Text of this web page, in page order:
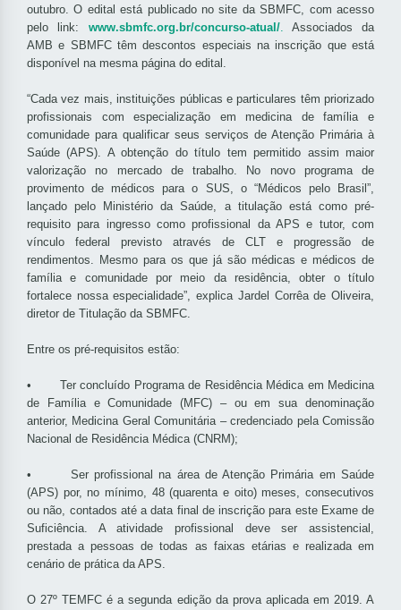
outubro. O edital está publicado no site da SBMFC, com acesso
pelo link: www.sbmfc.org.br/concurso-atual/. Associados da
AMB e SBMFC têm descontos especiais na inscrição que está
disponível na mesma página do edital.
“Cada vez mais, instituições públicas e particulares têm priorizado
profissionais com especialização em medicina de família e
comunidade para qualificar seus serviços de Atenção Primária à
Saúde (APS). A obtenção do título tem permitido assim maior
valorização no mercado de trabalho. No novo programa de
provimento de médicos para o SUS, o “Médicos pelo Brasil”,
lançado pelo Ministério da Saúde, a titulação está como pré-
requisito para ingresso como profissional da APS e tutor, com
vínculo federal previsto através de CLT e progressão de
rendimentos. Mesmo para os que já são médicas e médicos de
família e comunidade por meio da residência, obter o título
fortalece nossa especialidade”, explica Jardel Corrêa de Oliveira,
diretor de Titulação da SBMFC.
Entre os pré-requisitos estão:
• Ter concluído Programa de Residência Médica em Medicina
de Família e Comunidade (MFC) – ou em sua denominação
anterior, Medicina Geral Comunitária – credenciado pela Comissão
Nacional de Residência Médica (CNRM);
• Ser profissional na área de Atenção Primária em Saúde
(APS) por, no mínimo, 48 (quarenta e oito) meses, consecutivos
ou não, contados até a data final de inscrição para este Exame de
Suficiência. A atividade profissional deve ser assistencial,
prestada a pessoas de todas as faixas etárias e realizada em
cenário de prática da APS.
O 27º TEMFC é a segunda edição da prova aplicada em 2019. A